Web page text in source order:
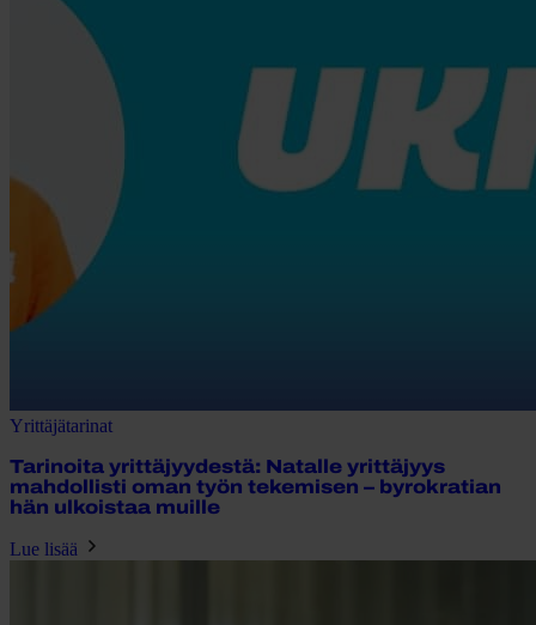
Yrittäjätarinat
Tarinoita yrittäjyydestä: Natalle yrittäjyys
mahdollisti oman työn tekemisen – byrokratian
hän ulkoistaa muille
Lue lisää